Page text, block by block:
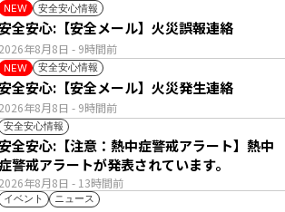
NEW 安全安心情報
2026年8月8日 - 9時間前
全安心:【安全メール】火災誤報連絡
NEW 安全安心情報
2026年8月8日 - 9時間前
全安心:【安全メール】火災発生連絡
安全安心情報
2026年8月8日 - 13時間前
全安心:【注意：熱中症警戒アラート】熱中
警戒アラートが発表されています。
イベント ニュース